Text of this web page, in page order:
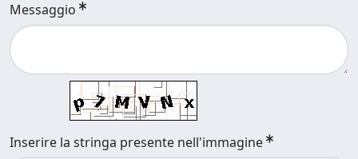
Messaggio
Inserire la stringa presente nell'immagine